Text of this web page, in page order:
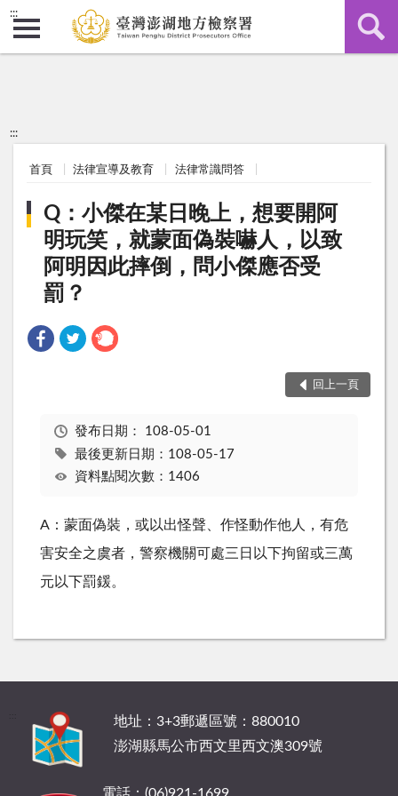
:::
:::
首頁 法律宣導及教育 法律常識問答
Q：小傑在某日晚上，想要開阿
明玩笑，就蒙面偽裝嚇人，以致
阿明因此摔倒，問小傑應否受
罰？
回上一頁
發布日期： 108-05-01
最後更新日期：108-05-17
資料點閱次數：1406
A：蒙面偽裝，或以出怪聲、作怪動作他人，有危
害安全之虞者，警察機關可處三日以下拘留或三萬
元以下罰鍰。
地址：3+3郵遞區號：880010
澎湖縣馬公市西文里西文澳309號